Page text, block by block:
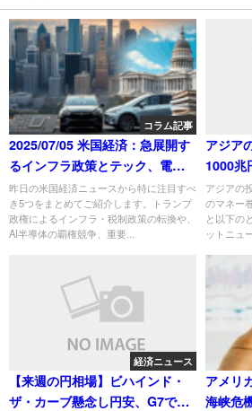
コラム記事
2025/07/05 米国経済：急展開す
るインフラ政策とテック、電気
車、半導体市場の行方
昨日の米国経済ニュースから特に注目すべ
き5つをまとめてご紹介します。トランプ
政権によるインフラ・税制政策の転換や、
AI半導体の覇権競争、重要...
アジア
1000兆
まる
アジアの
のマネー
と以下の
ットニュ
経済ニュース
【来週の円相場】ビハインド・
ザ・カーブ懸念し円安、G7で打
アメリ
海峡危